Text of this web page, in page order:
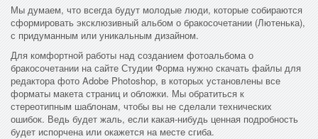
Мы думаем, что всегда будут молодые люди, которые собираются
сформировать эксклюзивный альбом о бракосочетании (Лютенька),
с придуманным или уникальным дизайном.
Для комфортной работы над созданием фотоальбома о
бракосочетании на сайте Студии Форма нужно скачать файлы для
редактора фото Adobe Photoshop, в которых установлены все
форматы макета страниц и обложки. Мы обратиться к
стереотипным шаблонам, чтобы вы не сделали технических
ошибок. Ведь будет жаль, если какая-нибудь ценная подробность
будет испорчена или окажется на месте сгиба.